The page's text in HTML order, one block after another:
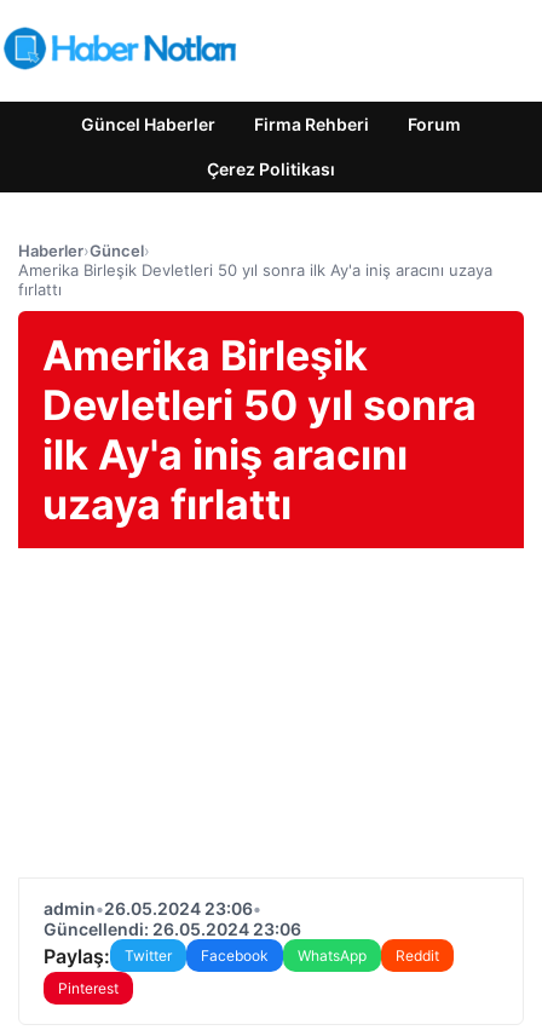
Güncel Haberler Firma Rehberi Forum
Çerez Politikası
Haberler›Güncel›
Amerika Birleşik Devletleri 50 yıl sonra ilk Ay'a iniş aracını uzaya
fırlattı
Amerika Birleşik
Devletleri 50 yıl sonra
ilk Ay'a iniş aracını
uzaya fırlattı
admin•26.05.2024 23:06•
Güncellendi: 26.05.2024 23:06
Paylaş: Twitter Facebook WhatsApp
Reddit
Pinterest